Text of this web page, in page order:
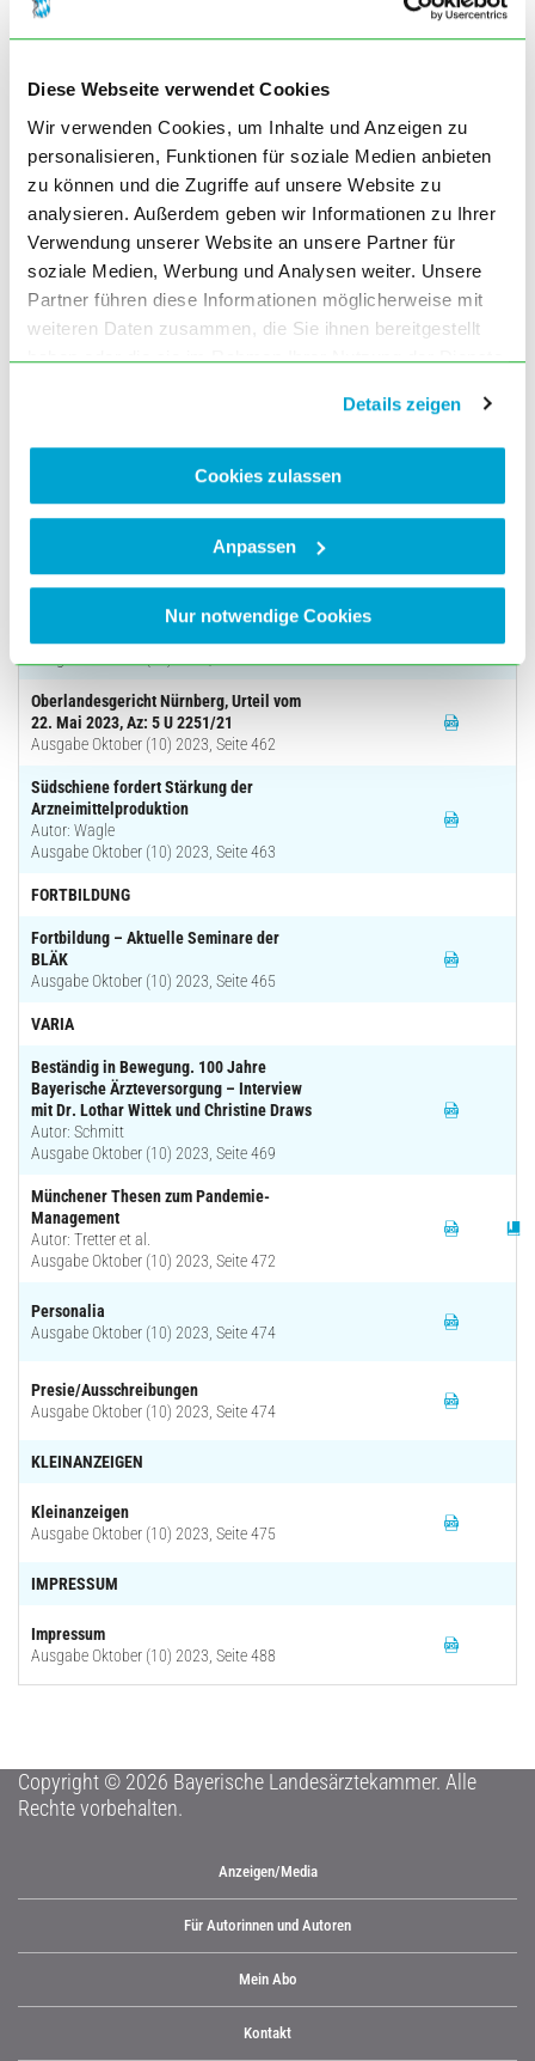
Diese Webseite verwendet Cookies
Wir verwenden Cookies, um Inhalte und Anzeigen zu
personalisieren, Funktionen für soziale Medien anbieten
zu können und die Zugriffe auf unsere Website zu
analysieren. Außerdem geben wir Informationen zu Ihrer
Verwendung unserer Website an unsere Partner für
soziale Medien, Werbung und Analysen weiter. Unsere
Partner führen diese Informationen möglicherweise mit
weiteren Daten zusammen, die Sie ihnen bereitgestellt
haben oder die sie im Rahmen Ihrer Nutzung der Dienste
Cookies, wenn Sie unsere Webseite weiterhin nutzen.
Details zeigen
Cookies zulassen
Anpassen
Nur notwendige Cookies
Freiwilliges Fortbildungszertifikat: Zehn
BLÄK INFORMIERT
Grußworte zum 82. Bayerischen
Ärztinnen- und Ärztetag in Landshut
Ausgabe Oktober (10) 2023, Seite 455
Tagesordnung – 82. Bayerischer
Ärztinnen- und Ärztetag
Ausgabe Oktober (10) 2023, Seite 458
Bayerischen Ärzteblatt
Ausgabe Oktober (10) 2023, Seite 460
Abschlussprüfung zur/zum Medizinischen
Oberlandesgericht Nürnberg, Urteil vom
22. Mai 2023, Az: 5 U 2251/21
Ausgabe Oktober (10) 2023, Seite 462
Südschiene fordert Stärkung der
Arzneimittelproduktion
Autor: Wagle
Ausgabe Oktober (10) 2023, Seite 463
FORTBILDUNG
Fortbildung – Aktuelle Seminare der
BLÄK
Ausgabe Oktober (10) 2023, Seite 465
VARIA
Beständig in Bewegung. 100 Jahre
Bayerische Ärzteversorgung – Interview
mit Dr. Lothar Wittek und Christine Draws
Autor: Schmitt
Ausgabe Oktober (10) 2023, Seite 469
Münchener Thesen zum Pandemie-
Management
Autor: Tretter et al.
Ausgabe Oktober (10) 2023, Seite 472
Personalia
Ausgabe Oktober (10) 2023, Seite 474
Presie/Ausschreibungen
Ausgabe Oktober (10) 2023, Seite 474
KLEINANZEIGEN
Kleinanzeigen
Ausgabe Oktober (10) 2023, Seite 475
IMPRESSUM
Impressum
Ausgabe Oktober (10) 2023, Seite 488
Copyright © 2026 Bayerische Landesärztekammer. Alle
Rechte vorbehalten.
Anzeigen/Media
Für Autorinnen und Autoren
Mein Abo
Kontakt